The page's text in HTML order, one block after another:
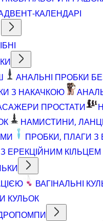
КАЛЕНДАРІ
АНАЛЬНІ ПРОБКИ
З НАКАЧКОЮ
ПРОСТАТИ
НАМИСТИНИ,
ПРОБКИ, ПЛАГИ З
ЕРЕКЦІЙНИМ КІЛЬЦЕМ
ВАГІНАЛЬНІ
КУЛЬОК